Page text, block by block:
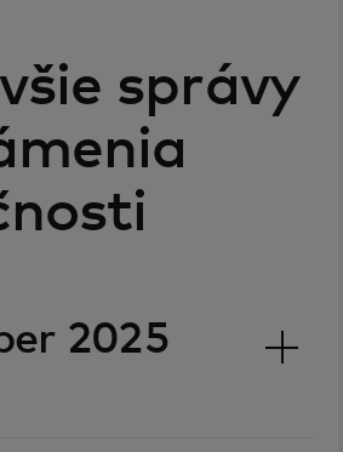
správy
2025